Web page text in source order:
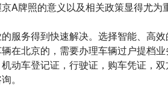
A牌照的意义以及相关政策显得尤
服务得到快速解决。选择智能、高
在北京的，需要办理车辆过户提档
动车登记证，行驶证，购车凭证，
。